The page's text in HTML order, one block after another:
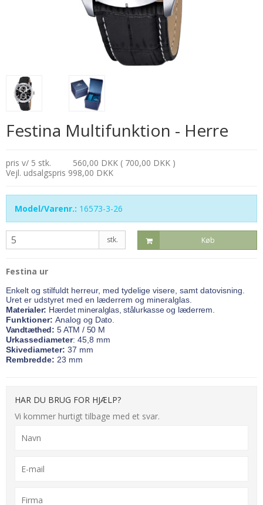
Festina Multifunktion - Herre
pris v/ 5 stk.
560,00 DKK ( 700,00 DKK )
Vejl. udsalgspris 998,00 DKK
Model/Varenr.: 16573-3-26
stk. Køb
Festina ur
Enkelt og stilfuldt herreur, med tydelige visere, samt datovisning.
Uret er udstyret med en læderrem og mineralglas.
Materialer: Hærdet mineralglas, stålurkasse og læderrem.
Funktioner: Analog og Dato.
Vandtæthed: 5 ATM / 50 M
Urkassediameter: 45,8 mm
Skivediameter: 37 mm
Rembredde: 23 mm
HAR DU BRUG FOR HJÆLP?
Vi kommer hurtigt tilbage med et svar.